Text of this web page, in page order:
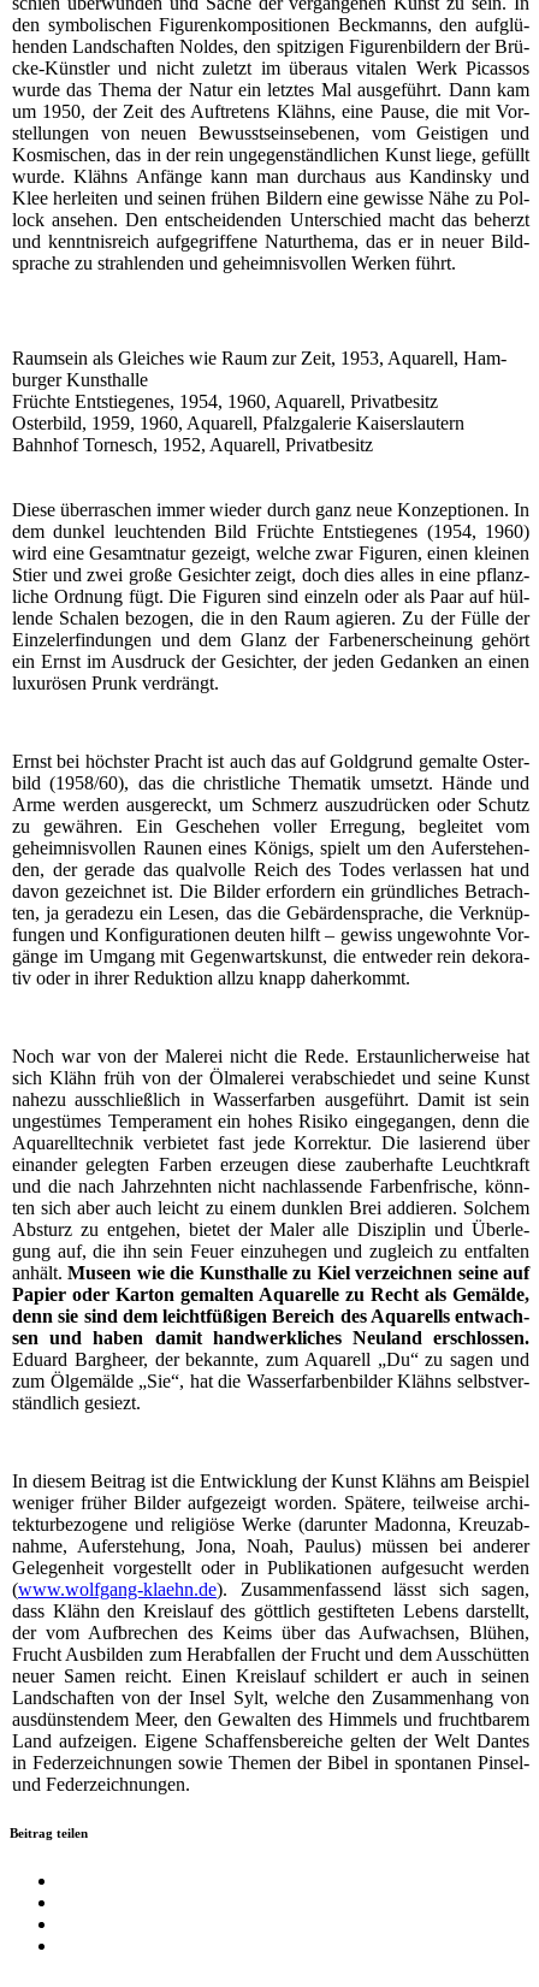
den sym­bo­li­schen Figu­ren­kom­po­si­tio­nen Beck­manns, den auf­glü­
hen­den Land­schaf­ten Nol­des, den spit­zi­gen Figu­ren­bil­dern der Brü­
cke-Künst­ler und nicht zuletzt im über­aus vita­len Werk Picas­sos
wur­de das The­ma der Natur ein letz­tes Mal aus­ge­führt. Dann kam
um 1950, der Zeit des Auf­tre­tens Klähns, eine Pau­se, die mit Vor­
stel­lun­gen von neu­en Bewusst­seins­ebe­nen, vom Geis­ti­gen und
Kos­mi­schen, das in der rein unge­gen­ständ­li­chen Kunst lie­ge, gefüllt
wur­de. Klähns Anfän­ge kann man durch­aus aus Kan­din­sky und
Klee her­lei­ten und sei­nen frü­hen Bil­dern eine gewis­se Nähe zu Pol­
lock anse­hen. Den ent­schei­den­den Unter­schied macht das beherzt
und kennt­nis­reich auf­ge­grif­fe­ne Natur­the­ma, das er in neu­er Bild­
spra­che zu strah­len­den und geheim­nis­vol­len Wer­ken führt.
Raum­s­ein als Glei­ches wie Raum zur Zeit, 1953, Aqua­rell, Ham­
bur­ger Kunsthalle
Früch­te Ent­stie­ge­nes, 1954, 1960, Aqua­rell, Privatbesitz
Oster­bild, 1959, 1960, Aqua­rell, Pfalz­ga­le­rie Kaiserslautern
Bahn­hof Tor­nesch, 1952, Aqua­rell, Privatbesitz
Die­se über­ra­schen immer wie­der durch ganz neue Kon­zep­tio­nen. In
dem dun­kel leuch­ten­den Bild Früch­te Ent­stie­ge­nes (1954, 1960)
wird eine Gesamt­na­tur gezeigt, wel­che zwar Figu­ren, einen klei­nen
Stier und zwei gro­ße Gesich­ter zeigt, doch dies alles in eine pflanz­
li­che Ord­nung fügt. Die Figu­ren sind ein­zeln oder als Paar auf hül­
len­de Scha­len bezo­gen, die in den Raum agie­ren. Zu der Fül­le der
Ein­zel­er­fin­dun­gen und dem Glanz der Far­ben­er­schei­nung gehört
ein Ernst im Aus­druck der Gesich­ter, der jeden Gedan­ken an einen
luxu­rö­sen Prunk verdrängt.
Ernst bei höchs­ter Pracht ist auch das auf Gold­grund gemal­te Oster­
bild (1958/60), das die christ­li­che The­ma­tik umsetzt. Hän­de und
Arme wer­den aus­ge­reckt, um Schmerz aus­zu­drü­cken oder Schutz
zu gewäh­ren. Ein Gesche­hen vol­ler Erre­gung, beglei­tet vom
geheim­nis­vol­len Rau­nen eines Königs, spielt um den Auf­er­ste­hen­
den, der gera­de das qual­vol­le Reich des Todes ver­las­sen hat und
davon gezeich­net ist. Die Bil­der erfor­dern ein gründ­li­ches Betrach­
ten, ja gera­de­zu ein Lesen, das die Gebär­den­spra­che, die Ver­knüp­
fun­gen und Kon­fi­gu­ra­tio­nen deu­ten hilft – gewiss unge­wohn­te Vor­
gän­ge im Umgang mit Gegen­warts­kunst, die ent­we­der rein deko­ra­
tiv oder in ihrer Reduk­ti­on all­zu knapp daherkommt.
Noch war von der Male­rei nicht die Rede. Erstaun­li­cher­wei­se hat
sich Klähn früh von der Ölma­le­rei ver­ab­schie­det und sei­ne Kunst
nahe­zu aus­schließ­lich in Was­ser­far­ben aus­ge­führt. Damit ist sein
unge­stü­mes Tem­pe­ra­ment ein hohes Risi­ko ein­ge­gan­gen, denn die
Aqua­rell­tech­nik ver­bie­tet fast jede Kor­rek­tur. Die lasie­rend über
ein­an­der geleg­ten Far­ben erzeu­gen die­se zau­ber­haf­te Leucht­kraft
und die nach Jahr­zehn­ten nicht nach­las­sen­de Far­ben­fri­sche, könn­
ten sich aber auch leicht zu einem dunk­len Brei addie­ren. Sol­chem
Absturz zu ent­ge­hen, bie­tet der Maler alle Dis­zi­plin und Über­le­
gung auf, die ihn sein Feu­er ein­zu­he­gen und zugleich zu ent­fal­ten
anhält.Muse­en wie die Kunst­hal­le zu Kiel ver­zeich­nen sei­ne auf
Papier oder Kar­ton gemal­ten Aqua­rel­le zu Recht als Gemäl­de,
denn sie sind dem leicht­fü­ßi­gen Bereich des Aqua­rells ent­wach­
sen und haben damit hand­werk­li­ches Neu­land erschlos­sen.
Edu­ard Barg­heer, der bekann­te, zum Aqua­rell „Du“ zu sagen und
zum Ölge­mäl­de „Sie“, hat die Was­ser­far­ben­bil­der Klähns selbst­ver­
ständ­lich gesiezt.
In die­sem Bei­trag ist die Ent­wick­lung der Kunst Klähns am Bei­spiel
weni­ger frü­her Bil­der auf­ge­zeigt wor­den. Spä­te­re, teil­wei­se archi­
tek­tur­be­zo­ge­ne und reli­giö­se Wer­ke (dar­un­ter Madon­na, Kreuz­ab­
nah­me, Auf­er­ste­hung, Jona, Noah, Pau­lus) müs­sen bei ande­rer
Gele­gen­heit vor­ge­stellt oder in Publi­ka­tio­nen auf­ge­sucht wer­den
(www.wolfgang-klaehn.de). Zusam­men­fas­send lässt sich sagen,
dass Klähn den Kreis­lauf des gött­lich gestif­te­ten Lebens dar­stellt,
der vom Auf­bre­chen des Keims über das Auf­wach­sen, Blü­hen,
Frucht Aus­bil­den zum Her­ab­fal­len der Frucht und dem Aus­schüt­ten
neu­er Samen reicht. Einen Kreis­lauf schil­dert er auch in sei­nen
Land­schaf­ten von der Insel Sylt, wel­che den Zusam­men­hang von
aus­düns­ten­dem Meer, den Gewal­ten des Him­mels und frucht­ba­rem
Land auf­zei­gen. Eige­ne Schaf­fens­be­rei­che gel­ten der Welt Dan­tes
in Feder­zeich­nun­gen sowie The­men der Bibel in spon­ta­nen Pin­sel-
und Federzeichnungen.
Beitrag teilen